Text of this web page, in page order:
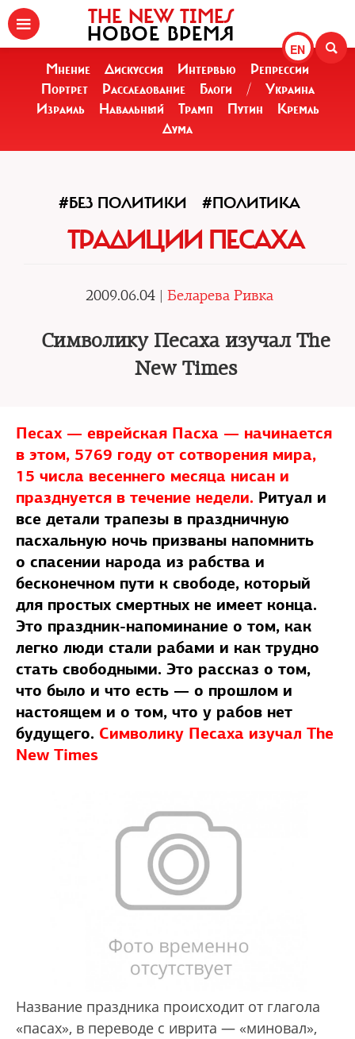
EN
THE NEW TIMES
НОВОЕ ВРЕМЯ
Мнение Дискуссия Интервью
Репрессии
Портрет
Расследование Блоги /
Украина
Израиль
Навальный Трамп Путин
Кремль
Дума
#БЕЗ ПОЛИТИКИ #ПОЛИТИКА
ТРАДИЦИИ ПЕСАХА
2009.06.04 | Беларева Ривка
Символику Песаха изучал The
New Times
Песах — еврейская Пасха — начинается
в этом, 5769 году от сотворения мира,
15 числа весеннего месяца нисан и
празднуется в течение недели. Ритуал и
все детали трапезы в праздничную
пасхальную ночь призваны напомнить
о спасении народа из рабства и
бесконечном пути к свободе, который
для простых смертных не имеет конца.
Это праздник-напоминание о том, как
легко люди стали рабами и как трудно
стать свободными. Это рассказ о том,
что было и что есть — о прошлом и
настоящем и о том, что у рабов нет
будущего. Символику Песаха изучал The
New Times
Название праздника происходит от глагола
«пасах», в переводе с иврита — «миновал»,